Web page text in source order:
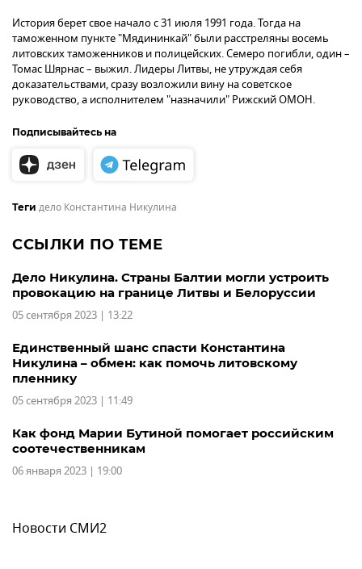
История берет свое начало с 31 июля 1991 года. Тогда на
таможенном пункте "Мядининкай" были расстреляны восемь
литовских таможенников и полицейских. Семеро погибли, один –
Томас Шярнас – выжил. Лидеры Литвы, не утруждая себя
доказательствами, сразу возложили вину на советское
руководство, а исполнителем "назначили" Рижский ОМОН.
Подписывайтесь на
Теги дело Константина Никулина
ССЫЛКИ ПО ТЕМЕ
Дело Никулина. Страны Балтии могли устроить
провокацию на границе Литвы и Белоруссии
05 сентября 2023 | 13:22
Единственный шанс спасти Константина
Никулина – обмен: как помочь литовскому
пленнику
05 сентября 2023 | 11:49
Как фонд Марии Бутиной помогает российским
соотечественникам
06 января 2023 | 19:00
Новости СМИ2